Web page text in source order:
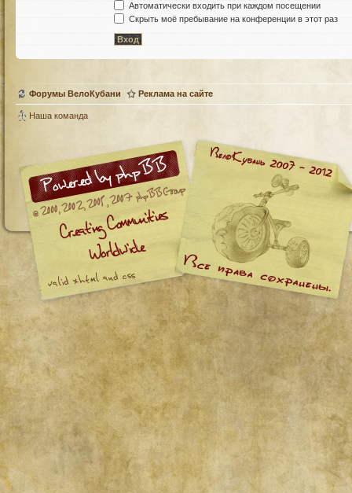
Автоматически входить при каждом посещении
Скрыть моё пребывание на конференции в этот раз
Форумы ВелоКубани Реклама на сайте
Наша команда